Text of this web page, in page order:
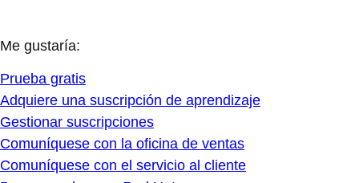
Me gustaría:
Prueba gratis
Adquiere una suscripción de aprendizaje
Gestionar suscripciones
Comuníquese con la oficina de ventas
Comuníquese con el servicio al cliente